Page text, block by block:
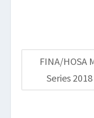
FINA/HOSA
Series